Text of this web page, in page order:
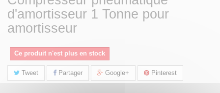
d'amortisseur 1 Tonne pour
amortisseur
Ce produit n'est plus en stock
Tweet Partager Google+ Pinterest